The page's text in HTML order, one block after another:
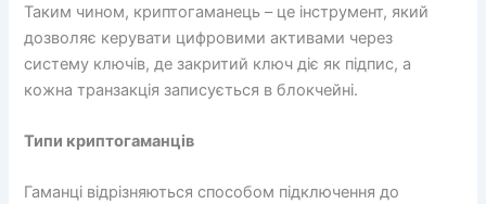
Таким чином, криптогаманець – це інструмент, який
дозволяє керувати цифровими активами через
систему ключів, де закритий ключ діє як підпис, а
кожна транзакція записується в блокчейні.
Типи криптогаманців
Гаманці відрізняються способом підключення до